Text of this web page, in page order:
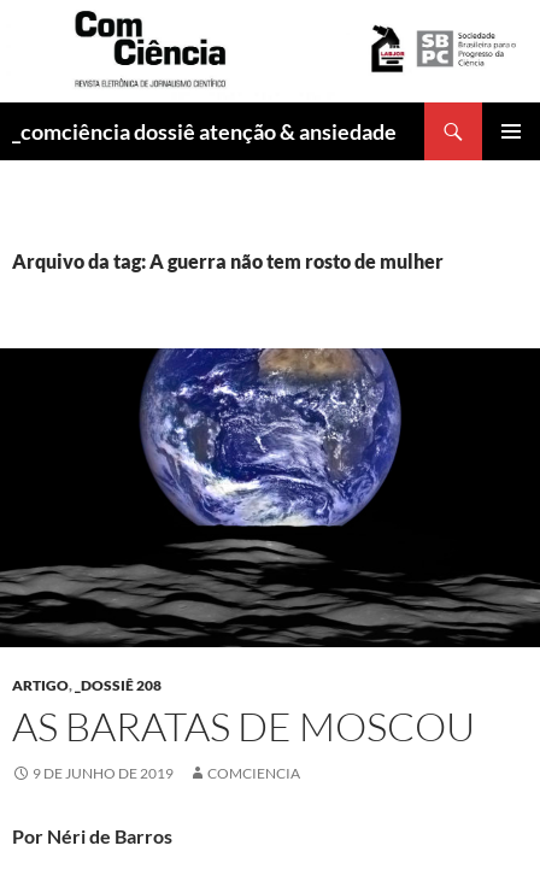
_comciência dossiê atenção & ansiedade
Arquivo da tag: A guerra não tem rosto de mulher
ARTIGO, _DOSSIÊ 208
AS BARATAS DE MOSCOU
9 DE JUNHO DE 2019 COMCIENCIA
Por Néri de Barros